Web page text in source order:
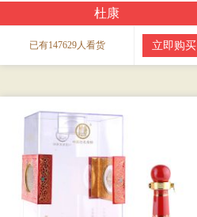
杜康
已有147629人看货 立即购买